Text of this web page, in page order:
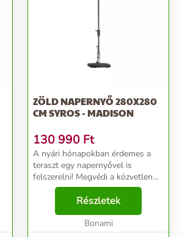
ZÖLD NAPERNYŐ 280X280
CM SYROS - MADISON
130 990 Ft
A nyári hónapokban érdemes a
teraszt egy napernyővel is
felszerelni! Megvédi a közvetlen
napsugárzástól, és kellemes
árnyékot teremt. A Madison
márka darabját luxus designt,
stabilitás és kézi készíté...
Részletek
Bonami